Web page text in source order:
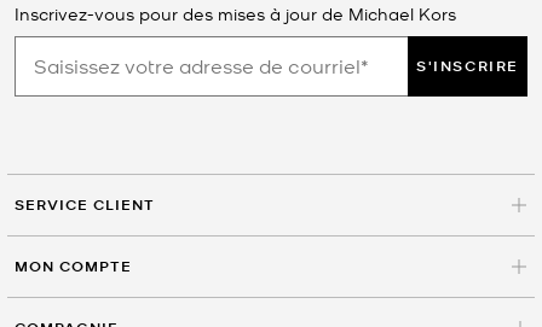
Inscrivez-vous pour des mises à jour de Michael Kors
S'INSCRIRE
SERVICE CLIENT
MON COMPTE